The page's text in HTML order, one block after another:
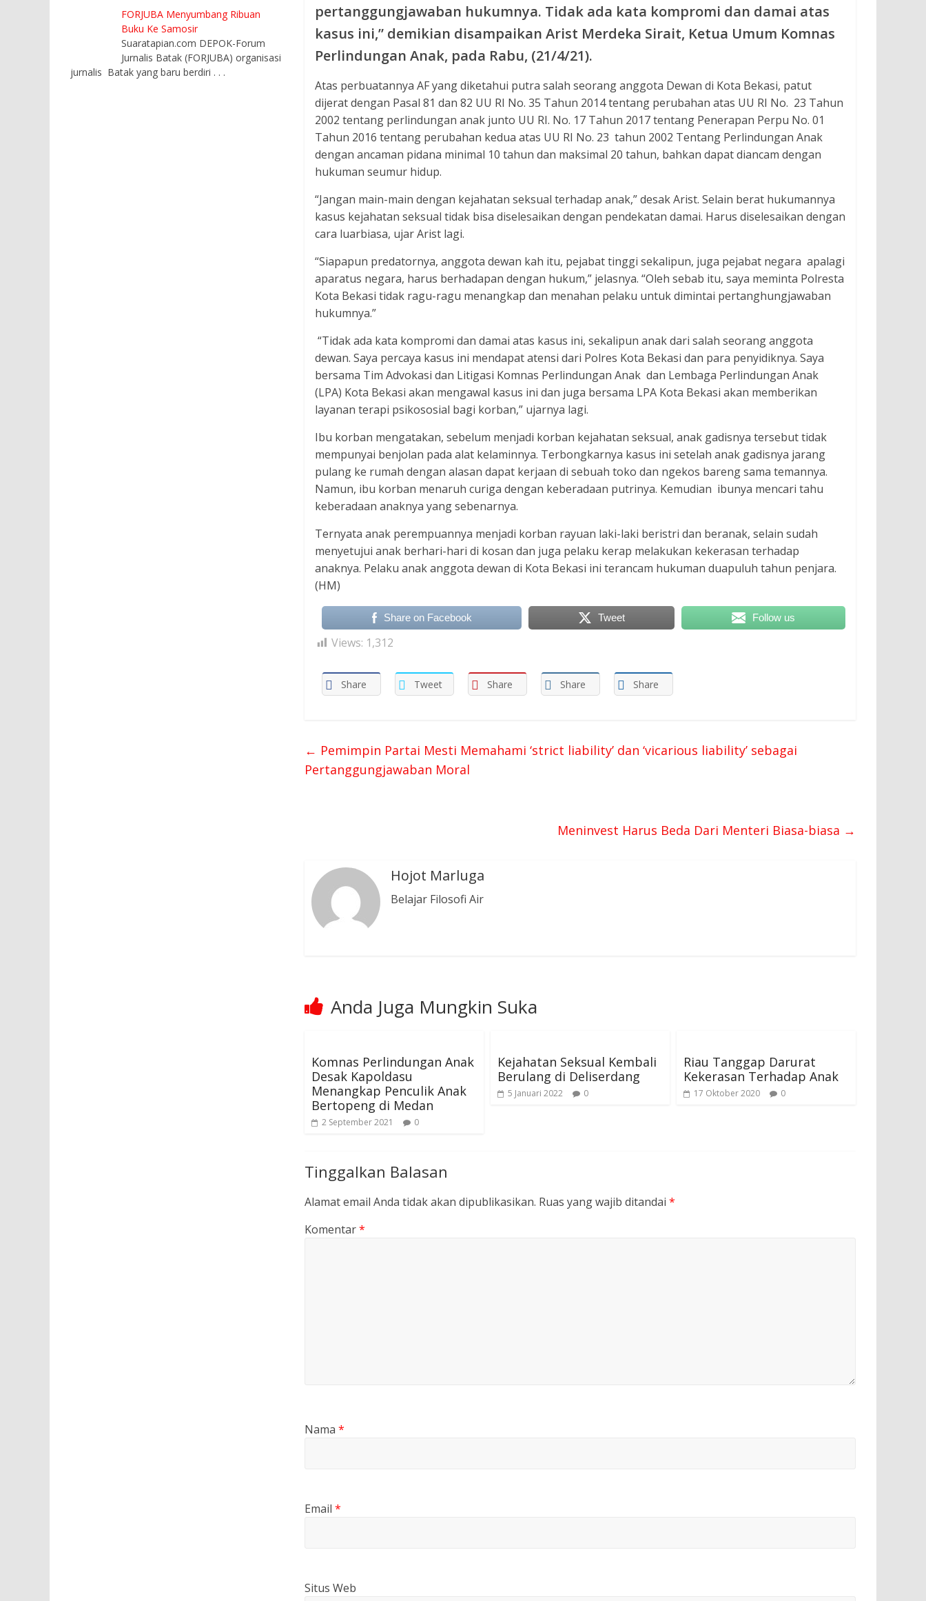
pertanggungjawaban hukumnya. Tidak ada kata kompromi dan damai atas
kasus ini,” demikian disampaikan Arist Merdeka Sirait, Ketua Umum Komnas
Perlindungan Anak, pada Rabu, (21/4/21).
Atas perbuatannya AF yang diketahui putra salah seorang anggota Dewan di Kota Bekasi, patut
dijerat dengan Pasal 81 dan 82 UU RI No. 35 Tahun 2014 tentang perubahan atas UU RI No. 23 Tahun
2002 tentang perlindungan anak junto UU RI. No. 17 Tahun 2017 tentang Penerapan Perpu No. 01
Tahun 2016 tentang perubahan kedua atas UU RI No. 23 tahun 2002 Tentang Perlindungan Anak
dengan ancaman pidana minimal 10 tahun dan maksimal 20 tahun, bahkan dapat diancam dengan
hukuman seumur hidup.
“Jangan main-main dengan kejahatan seksual terhadap anak,” desak Arist. Selain berat hukumannya
kasus kejahatan seksual tidak bisa diselesaikan dengan pendekatan damai. Harus diselesaikan dengan
cara luarbiasa, ujar Arist lagi.
“Siapapun predatornya, anggota dewan kah itu, pejabat tinggi sekalipun, juga pejabat negara apalagi
aparatus negara, harus berhadapan dengan hukum,” jelasnya. “Oleh sebab itu, saya meminta Polresta
Kota Bekasi tidak ragu-ragu menangkap dan menahan pelaku untuk dimintai pertanghungjawaban
hukumnya.”
“Tidak ada kata kompromi dan damai atas kasus ini, sekalipun anak dari salah seorang anggota
dewan. Saya percaya kasus ini mendapat atensi dari Polres Kota Bekasi dan para penyidiknya. Saya
bersama Tim Advokasi dan Litigasi Komnas Perlindungan Anak dan Lembaga Perlindungan Anak
(LPA) Kota Bekasi akan mengawal kasus ini dan juga bersama LPA Kota Bekasi akan memberikan
layanan terapi psikososial bagi korban,” ujarnya lagi.
Ibu korban mengatakan, sebelum menjadi korban kejahatan seksual, anak gadisnya tersebut tidak
mempunyai benjolan pada alat kelaminnya. Terbongkarnya kasus ini setelah anak gadisnya jarang
pulang ke rumah dengan alasan dapat kerjaan di sebuah toko dan ngekos bareng sama temannya.
Namun, ibu korban menaruh curiga dengan keberadaan putrinya. Kemudian ibunya mencari tahu
keberadaan anaknya yang sebenarnya.
Ternyata anak perempuannya menjadi korban rayuan laki-laki beristri dan beranak, selain sudah
menyetujui anak berhari-hari di kosan dan juga pelaku kerap melakukan kekerasan terhadap
anaknya. Pelaku anak anggota dewan di Kota Bekasi ini terancam hukuman duapuluh tahun penjara.
(HM)
Share on Facebook Tweet Follow us
Views: 1,312
Share Tweet Share Share Share
← Pemimpin Partai Mesti Memahami ‘strict liability’ dan ‘vicarious liability’ sebagai
Pertanggungjawaban Moral
Meninvest Harus Beda Dari Menteri Biasa-biasa →
Hojot Marluga
Belajar Filosofi Air
Anda Juga Mungkin Suka
Komnas Perlindungan Anak
Desak Kapoldasu
Menangkap Penculik Anak
Bertopeng di Medan
2 September 2021 0
Kejahatan Seksual Kembali
Berulang di Deliserdang
5 Januari 2022 0
Riau Tanggap Darurat
Kekerasan Terhadap Anak
17 Oktober 2020 0
Tinggalkan Balasan
Alamat email Anda tidak akan dipublikasikan. Ruas yang wajib ditandai *
Komentar*
Nama *
Email *
Situs Web
FORJUBA Menyumbang Ribuan
Buku Ke Samosir
Suaratapian.com DEPOK-Forum
Jurnalis Batak (FORJUBA) organisasi
jurnalis Batak yang baru berdiri . . .